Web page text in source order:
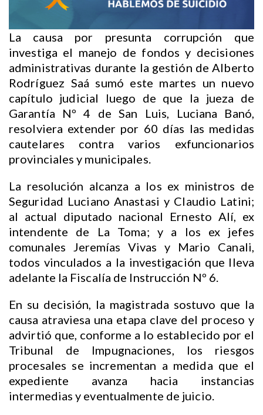
La causa por presunta corrupción que
investiga el manejo de fondos y decisiones
administrativas durante la gestión de Alberto
Rodríguez Saá sumó este martes un nuevo
capítulo judicial luego de que la jueza de
Garantía Nº 4 de San Luis, Luciana Banó,
resolviera extender por 60 días las medidas
cautelares contra varios exfuncionarios
provinciales y municipales.
La resolución alcanza a los ex ministros de
Seguridad Luciano Anastasi y Claudio Latini;
al actual diputado nacional Ernesto Alí, ex
intendente de La Toma; y a los ex jefes
comunales Jeremías Vivas y Mario Canali,
todos vinculados a la investigación que lleva
adelante la Fiscalía de Instrucción Nº 6.
En su decisión, la magistrada sostuvo que la
causa atraviesa una etapa clave del proceso y
advirtió que, conforme a lo establecido por el
Tribunal de Impugnaciones, los riesgos
procesales se incrementan a medida que el
expediente avanza hacia instancias
intermedias y eventualmente de juicio.